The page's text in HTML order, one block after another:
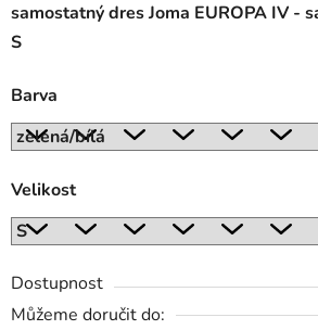
samostatný dres Joma EUROPA IV -
S
Barva
Velikost
Dostupnost
Můžeme doručit do: